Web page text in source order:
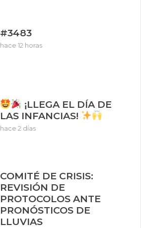
#3483
hace 12 horas
¡LLEGA EL DÍA DE
LAS INFANCIAS!
hace 2 días
COMITÉ DE CRISIS:
REVISIÓN DE
PROTOCOLOS ANTE
PRONÓSTICOS DE
LLUVIAS